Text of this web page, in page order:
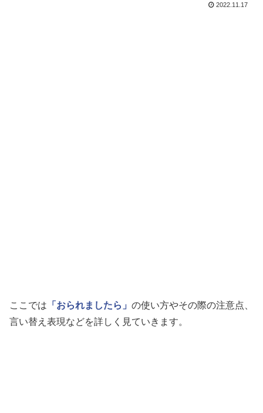
2022.11.17
ここでは 「おられましたら」 の使い方やその際の注意点、
言い替え表現などを詳しく見ていきます。